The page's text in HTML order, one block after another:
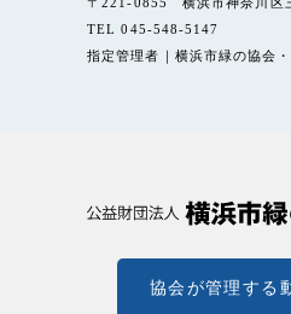
TEL 045-548-5147
指定管理者｜横浜市緑の協会
協会が管理する